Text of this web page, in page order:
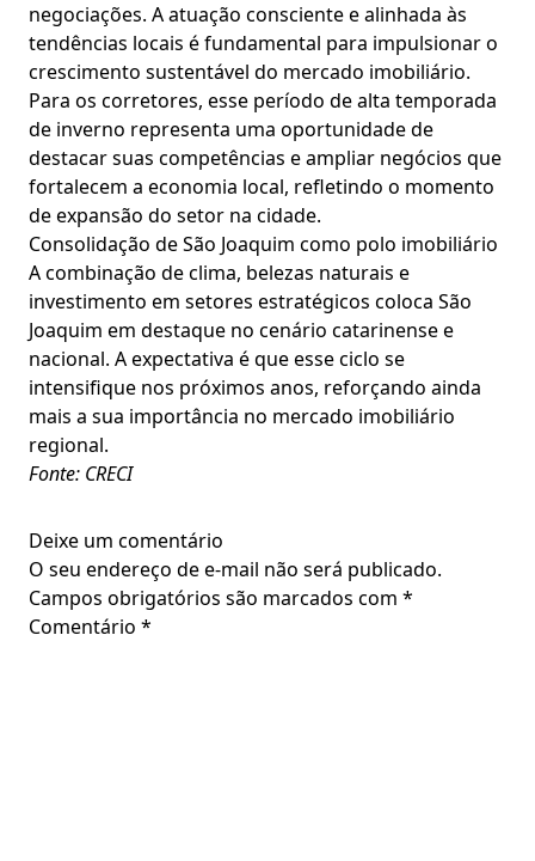
negociações. A atuação consciente e alinhada às
tendências locais é fundamental para impulsionar o
crescimento sustentável do mercado imobiliário.
Para os corretores, esse período de alta temporada
de inverno representa uma oportunidade de
destacar suas competências e ampliar negócios que
fortalecem a economia local, refletindo o momento
de expansão do setor na cidade.
Consolidação de São Joaquim como polo imobiliário
A combinação de clima, belezas naturais e
investimento em setores estratégicos coloca São
Joaquim em destaque no cenário catarinense e
nacional. A expectativa é que esse ciclo se
intensifique nos próximos anos, reforçando ainda
mais a sua importância no mercado imobiliário
regional.
Fonte: CRECI
Deixe um comentário
O seu endereço de e-mail não será publicado.
Campos obrigatórios são marcados com *
Comentário *